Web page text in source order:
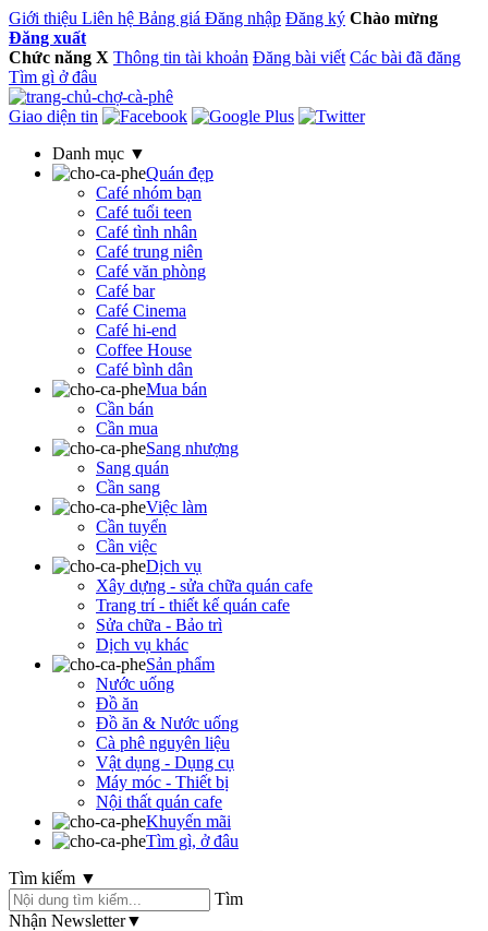
Giới thiệu Liên hệ Bảng giá Đăng nhập Đăng ký Chào mừng
Đăng xuất
Chức năng X Thông tin tài khoản Đăng bài viết Các bài đã đăng
Tìm gì ở đâu
Giao diện tin
Danh mục ▼
Quán đẹp
Café nhóm bạn
Café tuổi teen
Café tình nhân
Café trung niên
Café văn phòng
Café bar
Café Cinema
Café hi-end
Coffee House
Café bình dân
Mua bán
Cần bán
Cần mua
Sang nhượng
Sang quán
Cần sang
Việc làm
Cần tuyển
Cần việc
Dịch vụ
Xây dựng - sửa chữa quán cafe
Trang trí - thiết kế quán cafe
Sửa chữa - Bảo trì
Dịch vụ khác
Sản phẩm
Nước uống
Đồ ăn
Đồ ăn & Nước uống
Cà phê nguyên liệu
Vật dụng - Dụng cụ
Máy móc - Thiết bị
Nội thất quán cafe
Khuyến mãi
Tìm gì, ở đâu
Tìm kiếm ▼
Tìm
Nhận Newsletter▼